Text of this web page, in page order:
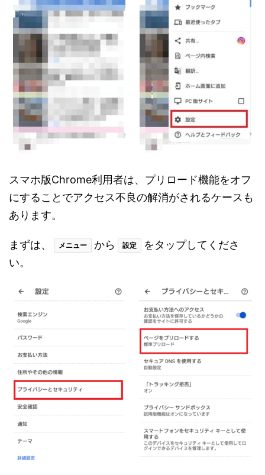
スマホ版Chrome利用者は、プリロード機能をオフ
にすることでアクセス不良の解消がされるケースも
あります。
まずは、 メニュー から 設定
をタップしてくださ
い。